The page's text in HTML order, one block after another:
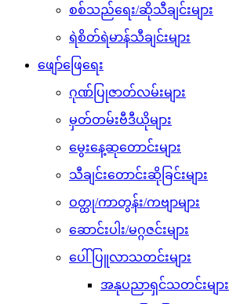
စစ်သည်ရေး/ဆိုသီချင်းများ
ရဲစိတ်ရဲမာန်သီချင်းများ
ဖျော်ဖြေရေး
ဂုဏ်ပြုဇာတ်လမ်းများ
မှတ်တမ်းဗီဒီယိုများ
မွေးနေ့ဆုတောင်းများ
သီချင်းတောင်းဆိုခြင်းများ
ဝတ္ထု/ကာတွန်း/ကဗျာများ
ဆောင်းပါး/မဂ္ဂဇင်းများ
ပေါ်ပြူလာသတင်းများ
အနုပညာရှင်သတင်းများ